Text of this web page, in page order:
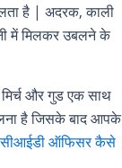
है | अदरक, काली
में मिलकर उबलने के
और गुड एक साथ
है जिसके बाद आपके
सीआईडी ऑफिसर कैसे